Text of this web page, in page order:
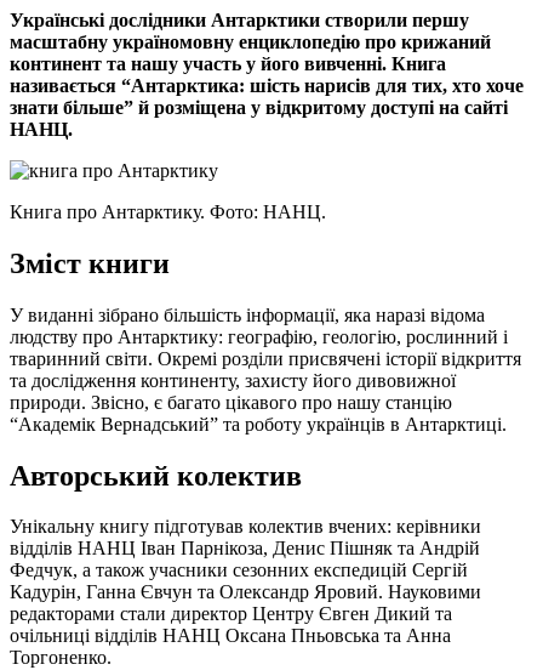
Link
Print
Українські дослідники Антарктики створили першу
масштабну україномовну енциклопедію про крижаний
континент та нашу участь у його вивченні. Книга
називається “Антарктика: шість нарисів для тих, хто хоче
знати більше” й розміщена у відкритому доступі на сайті
НАНЦ.
Книга про Антарктику. Фото: НАНЦ.
Зміст книги
У виданні зібрано більшість інформації, яка наразі відома
людству про Антарктику: географію, геологію, рослинний і
тваринний світи. Окремі розділи присвячені історії відкриття
та дослідження континенту, захисту його дивовижної
природи. Звісно, є багато цікавого про нашу станцію
“Академік Вернадський” та роботу українців в Антарктиці.
Авторський колектив
Унікальну книгу підготував колектив вчених: керівники
відділів НАНЦ Іван Парнікоза, Денис Пішняк та Андрій
Федчук, а також учасники сезонних експедицій Сергій
Кадурін, Ганна Євчун та Олександр Яровий. Науковими
редакторами стали директор Центру Євген Дикий та
очільниці відділів НАНЦ Оксана Пньовська та Анна
Торгоненко.